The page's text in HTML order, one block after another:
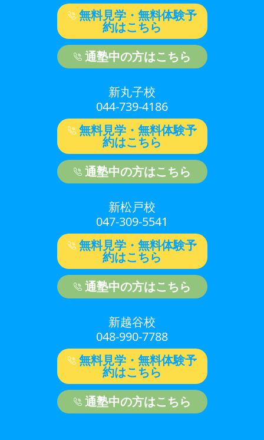
無料見学・無料体験予
約はこちら
通塾中の方はこちら
新丸子校
044-739-4186
無料見学・無料体験予
約はこちら
通塾中の方はこちら
新松戸校
047-309-5541
無料見学・無料体験予
約はこちら
通塾中の方はこちら
新越谷校
048-990-7788
無料見学・無料体験予
約はこちら
通塾中の方はこちら